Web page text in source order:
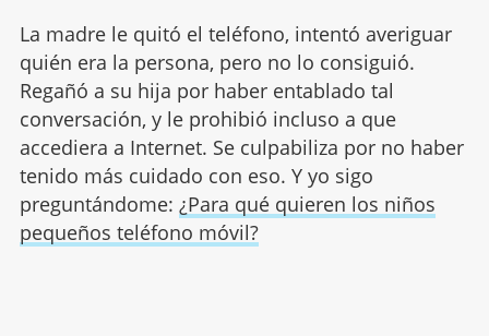
La madre le quitó el teléfono, intentó averiguar
quién era la persona, pero no lo consiguió.
Regañó a su hija por haber entablado tal
conversación, y le prohibió incluso a que
accediera a Internet. Se culpabiliza por no haber
tenido más cuidado con eso. Y yo sigo
preguntándome: ¿Para qué quieren los niños
pequeños teléfono móvil?